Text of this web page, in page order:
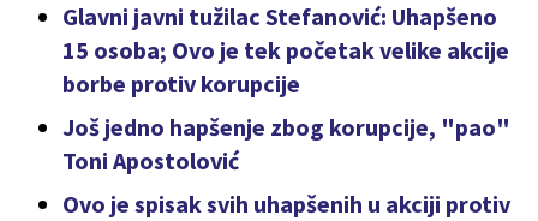
Glavni javni tužilac Stefanović: Uhapšeno
15 osoba; Ovo je tek početak velike akcije
borbe protiv korupcije
Još jedno hapšenje zbog korupcije, "pao"
Toni Apostolović
Ovo je spisak svih uhapšenih u akciji protiv